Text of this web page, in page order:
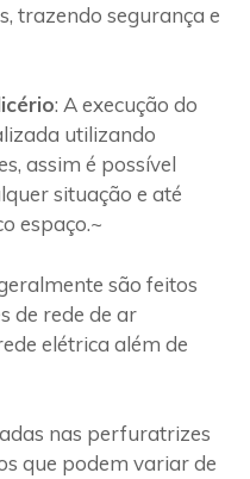
trazendo segurança e
: A execução do
utilizando
assim é possível
situação e até
espaço.~
são feitos
de rede de ar
elétrica além de
nas perfuratrizes
que podem variar de